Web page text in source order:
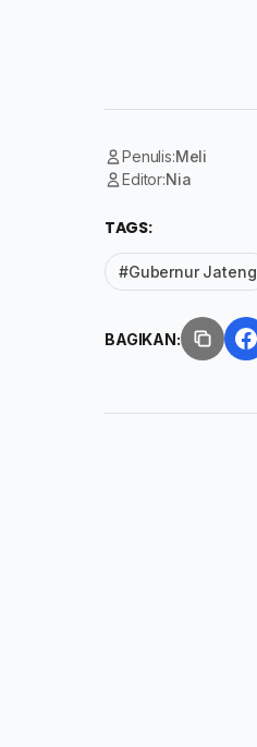
Penulis:Meli
Editor:Nia
TAGS:
#Gubernur Jateng
BAGIKAN: